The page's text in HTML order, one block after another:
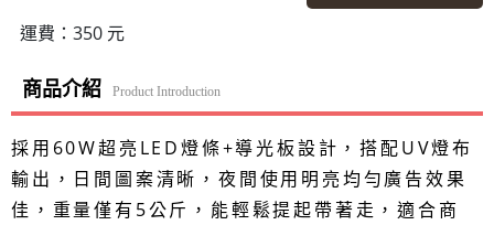
運費：350 元
商品介紹 Product Introduction
採用60W超亮LED燈條+導光板設計，搭配UV燈布
輸出，日間圖案清晰，夜間使用明亮均勻廣告效果
佳，重量僅有5公斤，能輕鬆提起帶著走，適合商